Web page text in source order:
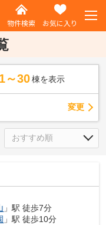
物件検索 お気に入り
1～30 棟を表示
変更
」駅 徒歩7分
」駅 徒歩10分